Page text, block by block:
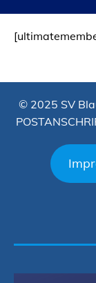
© 2025 SV